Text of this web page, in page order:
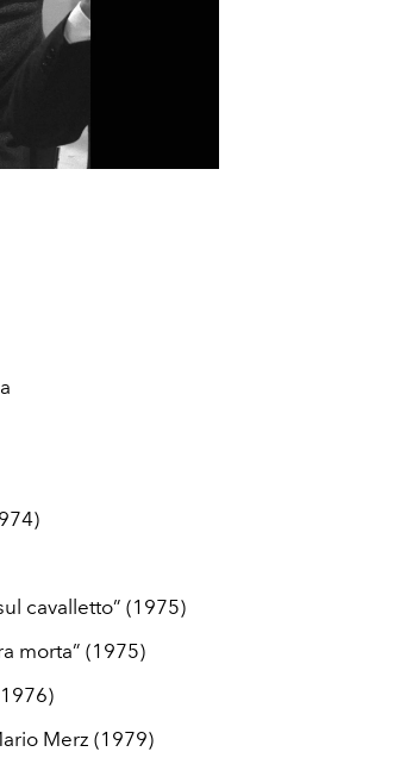
cavalletto” (1975)
morta” (1975)
Merz (1979)